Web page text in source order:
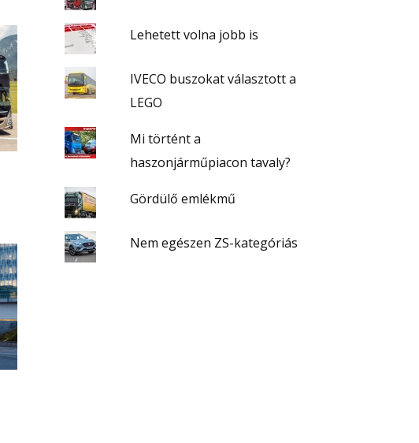
Lehetett volna jobb is
IVECO buszokat választott a
LEGO
Mi történt a
haszonjárműpiacon tavaly?
Gördülő emlékmű
Nem egészen ZS-kategóriás